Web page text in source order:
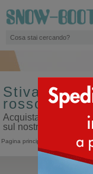
Stivali da
rosso in
Acquista stivali da
sul nostro sito
Pagina principale >